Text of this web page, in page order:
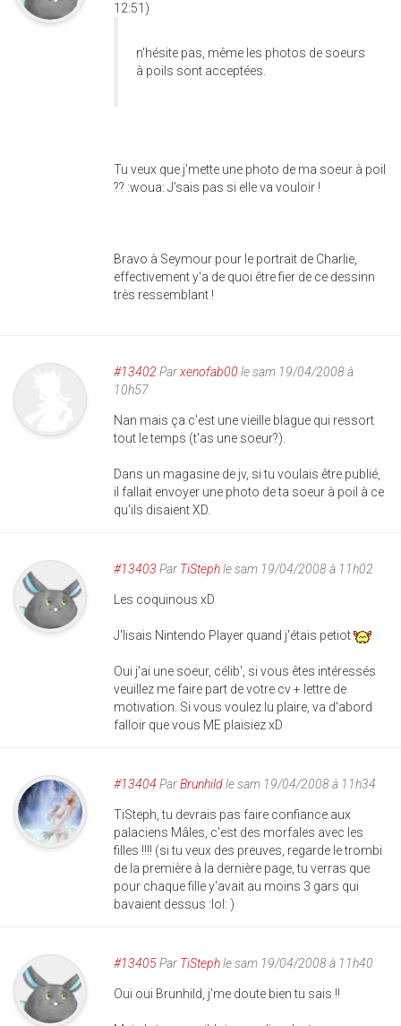
12:51)
n'hésite pas, même les photos de soeurs
à poils sont acceptées.
Tu veux que j'mette une photo de ma soeur à poil
?? :woua: J'sais pas si elle va vouloir !
Bravo à Seymour pour le portrait de Charlie,
effectivement y'a de quoi être fier de ce dessinn
très ressemblant !
#13402 Parxenofab00 le sam 19/04/2008 à
10h57
Nan mais ça c'est une vieille blague qui ressort
tout le temps (t'as une soeur?).
Dans un magasine de jv, si tu voulais être publié,
il fallait envoyer une photo de ta soeur à poil à ce
qu'ils disaient XD.
#13403 Par TiStephle sam 19/04/2008 à 11h02
Les coquinous xD
J'lisais Nintendo Player quand j'étais petiot
Oui j'ai une soeur, célib', si vous êtes intéressés
veuillez me faire part de votre cv + lettre de
motivation. Si vous voulez lu plaire, va d'abord
falloir que vous ME plaisiez xD
#13404 ParBrunhildle sam 19/04/2008 à 11h34
TiSteph, tu devrais pas faire confiance aux
palaciens Mâles, c'est des morfales avec les
filles !!!! (si tu veux des preuves, regarde le trombi
de la première à la dernière page, tu verras que
pour chaque fille y'avait au moins 3 gars qui
bavaient dessus :lol: )
#13405Par TiStephle sam 19/04/2008 à 11h40
Oui oui Brunhild, j'me doute bien tu sais !!